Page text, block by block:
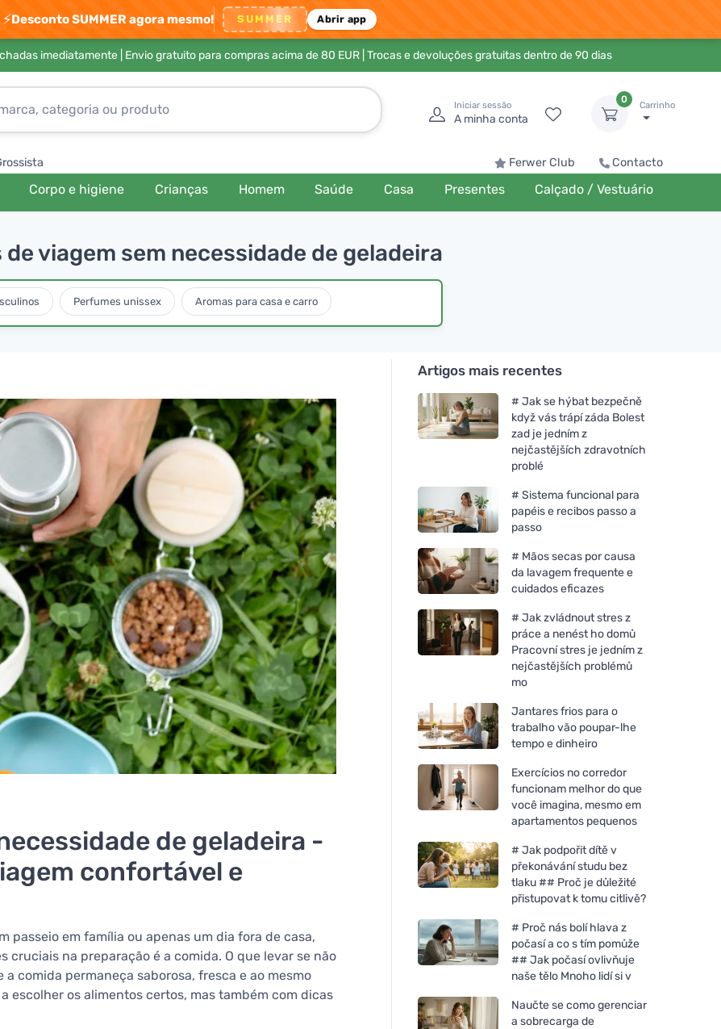
⚡Desconto SUMMER agora mesmo! SUMMER Abrir app
imediatamente | Envio gratuito para compras acima de 80 EUR| Trocas e devoluções gratuitas dentro de 90 dias
Iniciar sessão
A minha conta
0
Carrinho
Ferwer Club Contacto
Corpo e higiene Crianças Homem Saúde Casa Presentes Calçado / Vestuário
viagem sem necessidade de geladeira
Perfumes unissex Aromas para casa e carro
de geladeira -
confortável e
passeio em família ou apenas um dia fora de casa,
cruciais na preparação é a comida. O que levar se não
comida permaneça saborosa, fresca e ao mesmo
escolher os alimentos certos, mas também com dicas
Artigos mais recentes
# Jak se hýbat bezpečně
když vás trápí záda Bolest
zad je jedním z
nejčastějších zdravotních
problé
# Sistema funcional para
papéis e recibos passo a
passo
# Mãos secas por causa
da lavagem frequente e
cuidados eficazes
# Jak zvládnout stres z
práce a nenést ho domů
Pracovní stres je jedním z
nejčastějších problémů
mo
Jantares frios para o
trabalho vão poupar-lhe
tempo e dinheiro
Exercícios no corredor
funcionam melhor do que
você imagina, mesmo em
apartamentos pequenos
# Jak podpořit dítě v
překonávání studu bez
tlaku ## Proč je důležité
přistupovat k tomu citlivě?
# Proč nás bolí hlava z
počasí a co s tím pomůže
## Jak počasí ovlivňuje
naše tělo Mnoho lidí si v
Naučte se como gerenciar
a sobrecarga de